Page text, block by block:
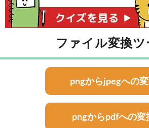
ファイル変換ツ
pngからjpegへの
pngからpdfへの変